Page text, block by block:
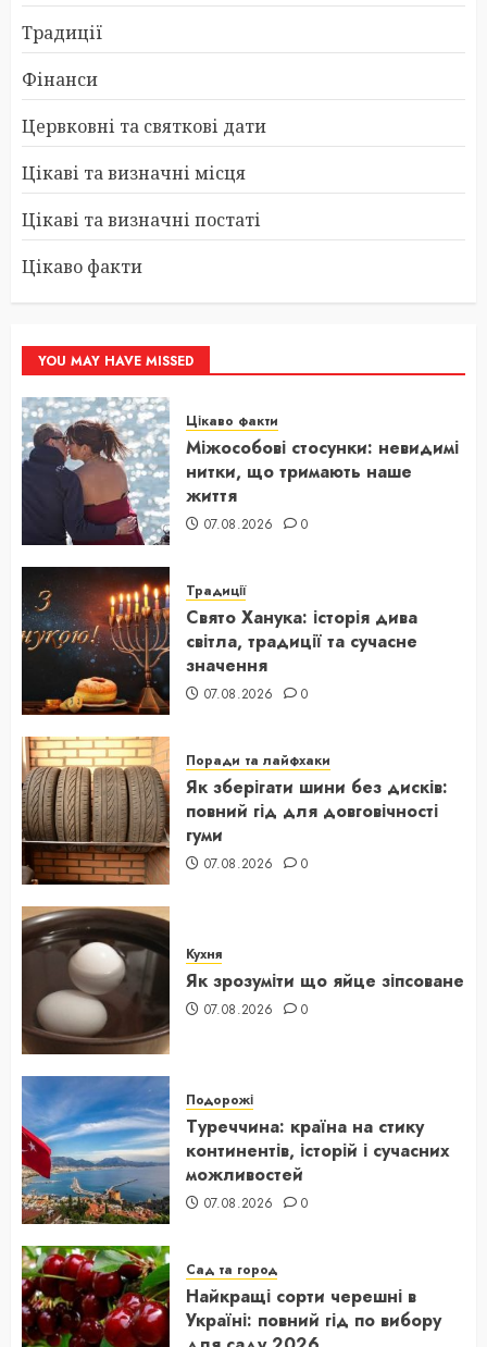
Традиції
Фінанси
Цервковні та святкові дати
Цікаві та визначні місця
Цікаві та визначні постаті
Цікаво факти
YOU MAY HAVE MISSED
Цікаво факти
Міжособові стосунки: невидимі
нитки, що тримають наше
життя
07.08.2026 0
Традиції
Свято Ханука: історія дива
світла, традиції та сучасне
значення
07.08.2026 0
Поради та лайфхаки
Як зберігати шини без дисків:
повний гід для довговічності
гуми
07.08.2026 0
Кухня
Як зрозуміти що яйце зіпсоване
07.08.2026 0
Подорожі
Туреччина: країна на стику
континентів, історій і сучасних
можливостей
07.08.2026 0
Сад та город
Найкращі сорти черешні в
Україні: повний гід по вибору